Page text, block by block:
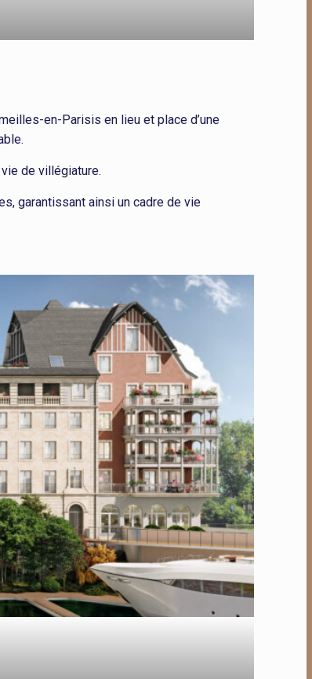
en-Parisis en lieu et place d’une
de villégiature.
garantissant ainsi un cadre de vie